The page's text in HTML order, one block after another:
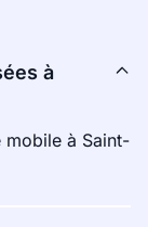
à
mobile à Saint-